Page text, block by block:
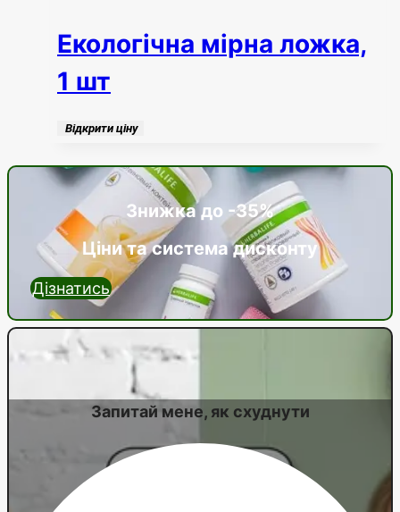
Екологічна мірна ложка,
1 шт
Відкрити ціну
Знижка до -35%
Ціни та система дисконту
Дізнатись
Запитай мене, як схуднути